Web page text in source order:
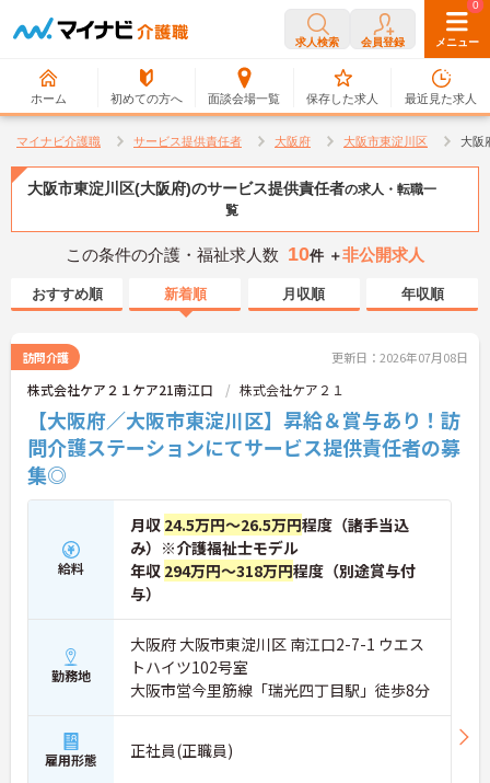
求人検索 会員登録 メニュー
ホーム 初めての方へ 面談会場一覧
0
保存した求人
0
最近見た求人
マイナビ介護職 サービス提供責任者 大阪府 大阪市東淀川区 大阪
大阪市東淀川区(大阪府)のサービス提供責任者の求人・転職一
覧
この条件の介護・福祉求人数 10件 ＋非公開求人
おすすめ順 新着順 月収順 年収順
訪問介護 更新日：2026年07月08日
株式会社ケア２１ケア21南江口 株式会社ケア２１
【大阪府／大阪市東淀川区】昇給＆賞与あり！訪
問介護ステーションにてサービス提供責任者の募
集◎
給料
月収 24.5万円～26.5万円程度（諸手当込
み）※介護福祉士モデル
年収 294万円～318万円程度（別途賞与付
与）
勤務地
大阪府 大阪市東淀川区 南江口2-7-1 ウエス
トハイツ102号室
大阪市営今里筋線「瑞光四丁目駅」徒歩8分
雇用形態 正社員(正職員)